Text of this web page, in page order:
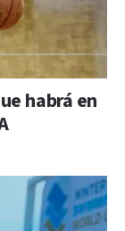
habrá en